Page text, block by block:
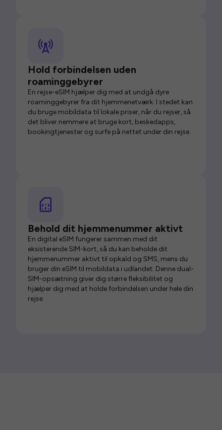
Hold forbindelsen uden
roaminggebyrer
En rejse-eSIM hjælper dig med at undgå dyre
roaminggebyrer fra dit hjemmenetværk. I stedet kan
du bruge mobildata til lokale priser, når du rejser, så
det bliver nemmere at bruge kort, beskedapps,
bookingtjenester og surfe på nettet under din rejse.
Behold dit hjemmenummer aktivt
En digital eSIM fungerer sammen med dit
eksisterende SIM-kort, så du kan beholde dit
hjemmenummer aktivt til opkald og SMS, mens du
bruger din eSIM til mobildata i udlandet. Denne dual-
SIM-opsætning giver dig større fleksibilitet og
hjælper dig med at holde forbindelsen under hele din
rejse.